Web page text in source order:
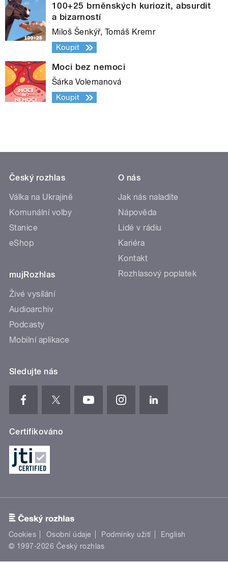
100+25 brněnských kuriozit, absurdit
a bizarností
Miloš Šenkýř, Tomáš Kremr
Koupit
Moci bez nemoci
Šárka Volemanová
Koupit
Český rozhlas
Válka na Ukrajině
Komunální volby
Stanice
eShop
mujRozhlas
Živé vysílání
Audioarchiv
Podcasty
Mobilní aplikace
O nás
Jak nás naladíte
Nápověda
Lidé v rádiu
Kariéra
Kontakt
Rozhlasový poplatek
Sledujte nás
Certifikováno
Cookies Osobní údaje Podmínky užití
English
© 1997-2026 Český rozhlas